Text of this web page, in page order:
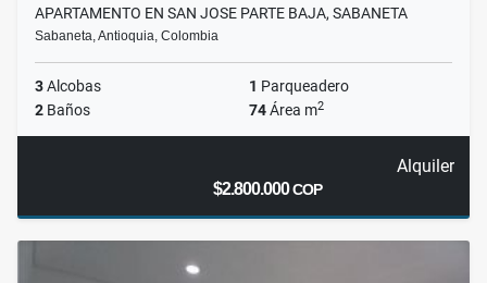
APARTAMENTO EN SAN JOSE PARTE BAJA, SABANETA
Sabaneta, Antioquia, Colombia
3Alcobas 1 Parqueadero
2 Baños 74Área m2
Alquiler
$2.800.000COP